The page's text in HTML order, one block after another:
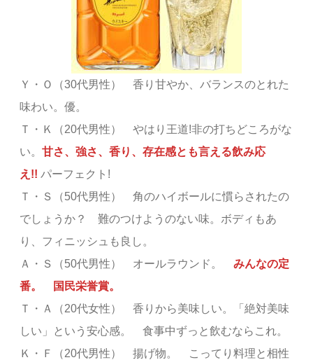
Ｙ・Ｏ（30代男性） 香り甘やか、バランスのとれた
味わい。優。
Ｔ・Ｋ（20代男性） やはり王道!非の打ちどころがな
い。 甘さ、強さ、香り、存在感とも言える飲み応
え!! パーフェクト!
Ｔ・Ｓ（50代男性） 角のハイボールに慣らされたの
でしょうか？ 難のつけようのない味。ボディもあ
り、フィニッシュも良し。
Ａ・Ｓ（50代男性） オールラウンド。 みんなの定
番。 国民栄誉賞。
Ｔ・Ａ（20代女性） 香りから美味しい。「絶対美味
しい」という安心感。 食事中ずっと飲むならこれ。
Ｋ・Ｆ（20代男性） 揚げ物。 こってり料理と相性